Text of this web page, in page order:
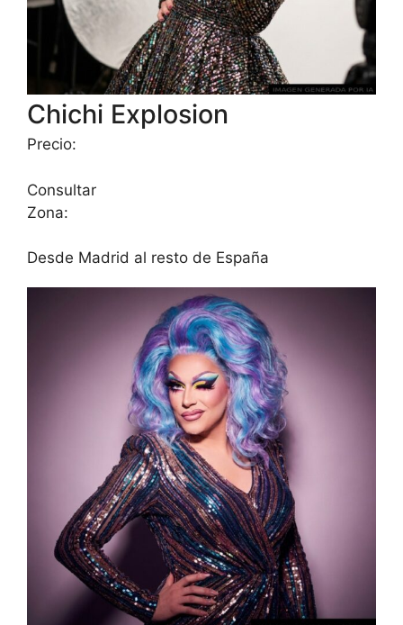
Chichi Explosion
Precio:
Consultar
Zona:
Desde Madrid al resto de España